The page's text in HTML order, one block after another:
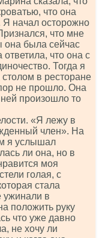
что она
Я начал осторожно
что мне
она была сейчас
что она с
Тогда я
столом в ресторане
не прошло. Она
ней произошло то
«Я лежу в
член». На
я услышал
ли она, но в
моя
голая, с
стала
ужинали в
положить руку
что уже давно
не хочу ли